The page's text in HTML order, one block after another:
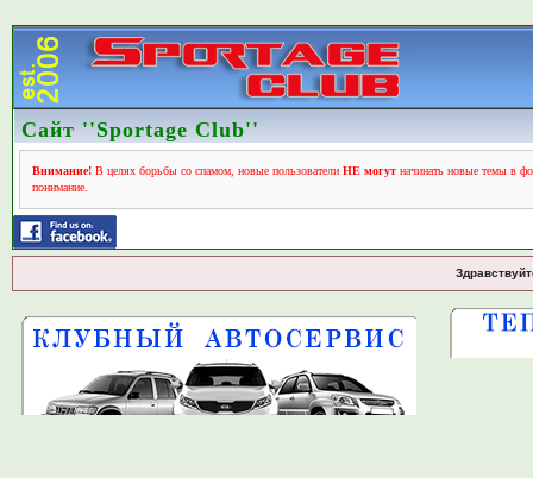
Сайт ''Sportage Club''
Внимание!В целях борьбы со спамом, новые пользователи НЕ могутначинать новые темы в
понимание.